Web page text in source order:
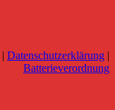
| Datenschutzerklärung |
Batterieverordnung